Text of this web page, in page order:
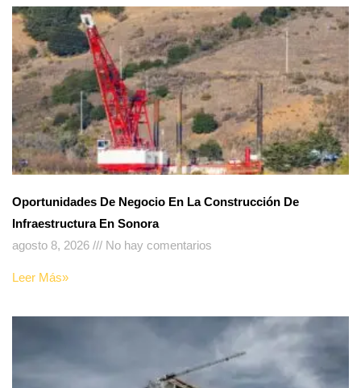
Oportunidades De Negocio En La Construcción De
Infraestructura En Sonora
agosto 8, 2026
No hay comentarios
Leer Más»